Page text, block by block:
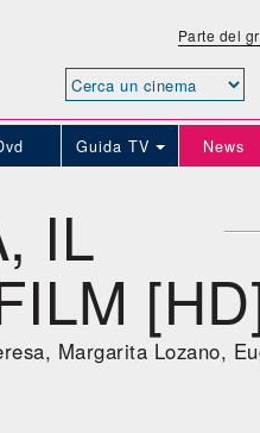
Parte del
Guida TV News
IL
Margarita Lozano,